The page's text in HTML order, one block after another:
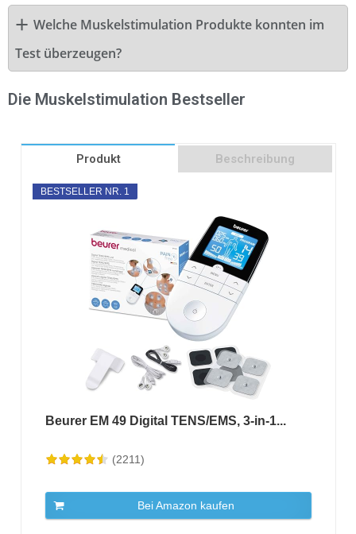
Welche Muskelstimulation Produkte konnten im
Test überzeugen?
Die Muskelstimulation Bestseller
Produkt Beschreibung
BESTSELLER NR. 1
Beurer EM 49 Digital TENS/EMS, 3-in-1...
(2211)
Bei Amazon kaufen